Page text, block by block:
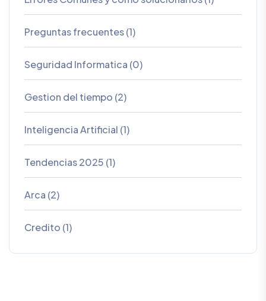
Preguntas frecuentes (1)
Seguridad Informatica (0)
Gestion del tiempo (2)
Inteligencia Artificial (1)
Tendencias 2025 (1)
Arca (2)
Credito (1)